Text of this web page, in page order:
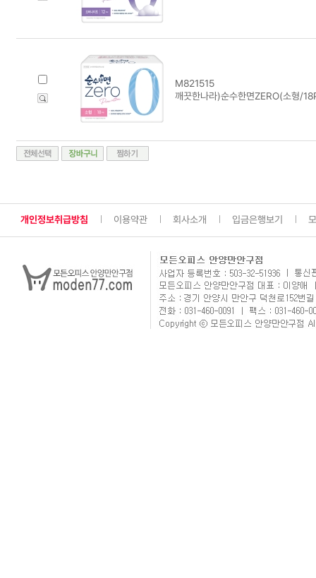
M821515
깨끗한나라)순수한면ZERO(소형/
개인정보취급방침 이용약관 회사소개 입금은행보기